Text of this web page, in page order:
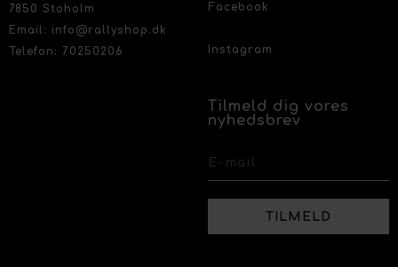
7850 Stoholm
Email: info@rallyshop.dk
Telefon: 70250206
Facebook
Instagram
Tilmeld dig vores
nyhedsbrev